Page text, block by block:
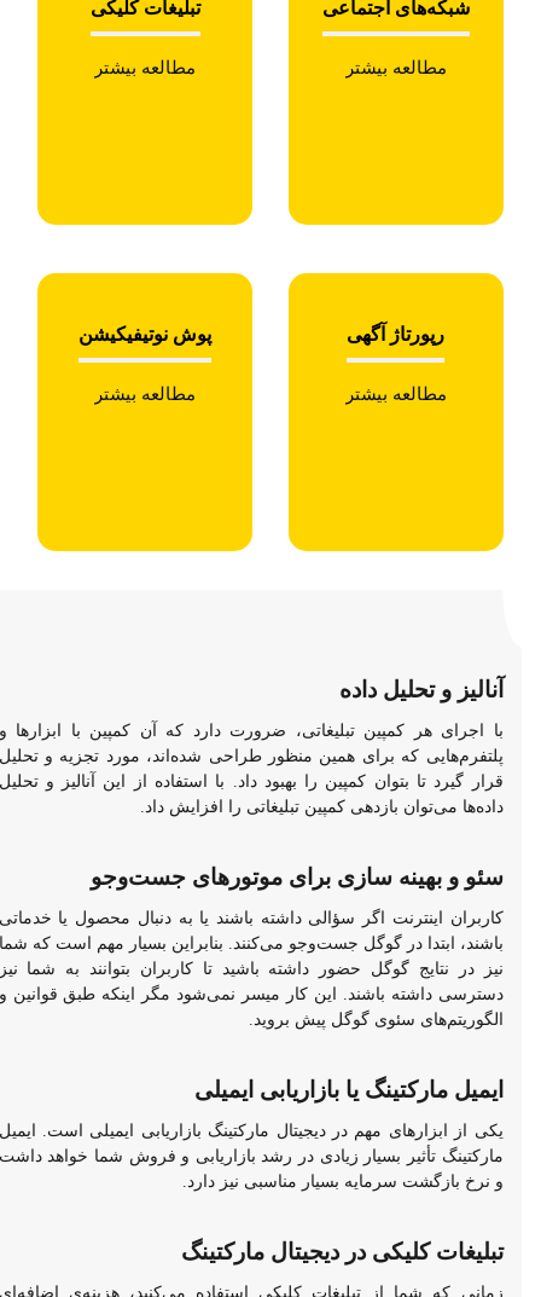
تبلیغات کلیکی
مطالعه بیشتر
شبکه‌های اجتماعی
مطالعه بیشتر
پوش نوتیفیکیشن
مطالعه بیشتر
رپورتاژ آگهی
مطالعه بیشتر
آنالیز و تحلیل داده
با اجرای هر کمپین تبلیغاتی، ضرورت دارد که آن کمپین با ابزارها
پلتفرم‌هایی که برای همین منظور طراحی شده‌اند، مورد تجزیه و
قرار گیرد تا بتوان کمپین را بهبود داد. با استفاده از این آنالیز و
داده‌ها می‌توان بازدهی کمپین تبلیغاتی را افزایش داد.
سئو و بهینه سازی برای موتورهای جست‌وجو
کاربران اینترنت اگر سؤالی داشته باشند یا به دنبال محصول یا
باشند، ابتدا در گوگل جست‌وجو می‌کنند. بنابراین بسیار مهم است که
نیز در نتایج گوگل حضور داشته باشید تا کاربران بتوانند به شما
دسترسی داشته باشند. این کار میسر نمی‌شود مگر اینکه طبق قوانین
الگوریتم‌های سئوی گوگل پیش بروید.
ایمیل مارکتینگ یا بازاریابی ایمیلی
یکی از ابزارهای مهم در دیجیتال مارکتینگ بازاریابی ایمیلی است.
مارکتینگ تأثیر بسیار زیادی در رشد بازاریابی و فروش شما خواهد
و نرخ بازگشت سرمایه بسیار مناسبی نیز دارد.
تبلیغات کلیکی در دیجیتال مارکتینگ
زمانی که شما از تبلیغات کلیکی استفاده می‌کنید، هزینه‌ی